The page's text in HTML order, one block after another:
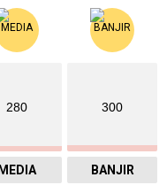
280
MEDIA
300
BANJIR